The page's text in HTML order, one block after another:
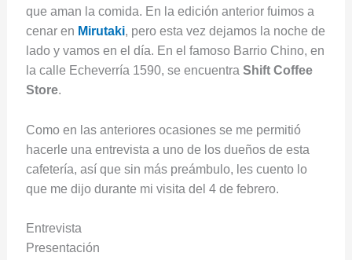
que aman la comida. En la edición anterior fuimos a
cenar en Mirutaki, pero esta vez dejamos la noche de
lado y vamos en el día. En el famoso Barrio Chino, en
la calle Echeverría 1590, se encuentra Shift Coffee
Store.
Como en las anteriores ocasiones se me permitió
hacerle una entrevista a uno de los dueños de esta
cafetería, así que sin más preámbulo, les cuento lo
que me dijo durante mi visita del 4 de febrero.
Entrevista
Presentación